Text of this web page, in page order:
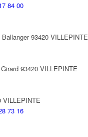
84 00
93420 VILLEPINTE
93420 VILLEPINTE
VILLEPINTE
73 16